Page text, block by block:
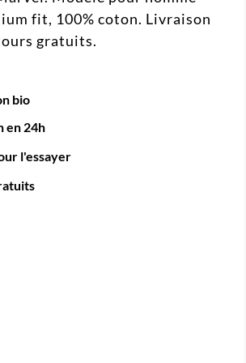
fit, 100% coton. Livraison
gratuits.
bio
en 24h
l'essayer